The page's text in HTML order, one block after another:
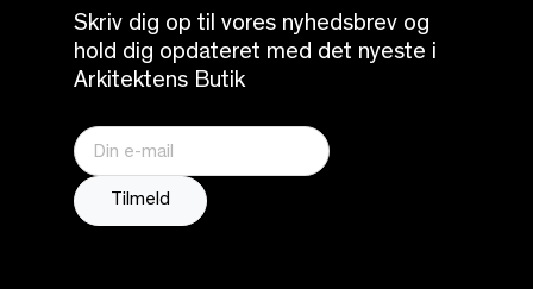
Skriv dig op til vores nyhedsbrev og
hold dig opdateret med det nyeste i
Arkitektens Butik